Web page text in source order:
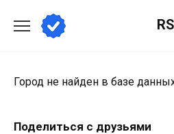
содержанию
RS
Город не найден в базе
Поделиться с друзьями